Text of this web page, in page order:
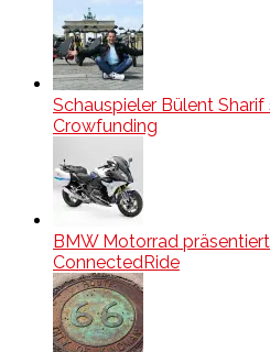
Schauspieler Bülent
Crowfunding
BMW Motorrad
ConnectedRide